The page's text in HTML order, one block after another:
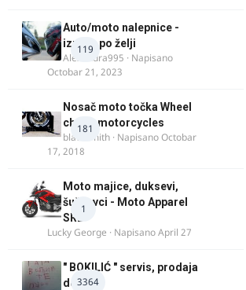
119
Auto/moto nalepnice -
izrada po želji
Alexandra995 · Napisano
Octobar 21, 2023
181
Nosač moto točka Wheel
chock motorcycles
blacksmith · NapisanoOctobar
17, 2018
1
Moto majice, duksevi,
šuškavci - Moto Apparel
SRB
Lucky George · NapisanoApril 27
3364
" BOKILIĆ " servis, prodaja
delova